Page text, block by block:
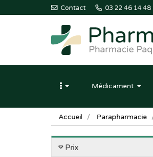
Contact 03 22 46 14 48
Pharmaleo
Pharmacie
Paque
Amiens
Médicament
Accueil Parapharmacie
Prix